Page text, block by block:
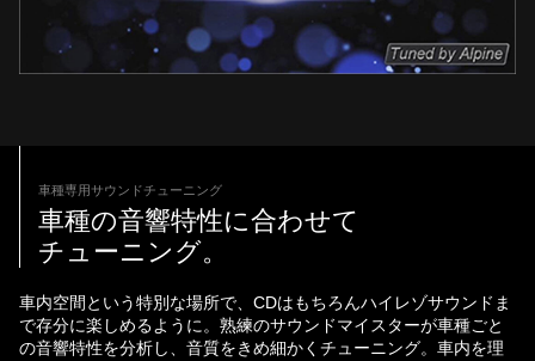
車種専用サウンドチューニング
車種の音響特性に合わせて
チューニング。
車内空間という特別な場所で、CDはもちろんハイレゾサウンドま
で存分に楽しめるように。熟練のサウンドマイスターが車種ごと
の音響特性を分析し、音質をきめ細かくチューニング。車内を理